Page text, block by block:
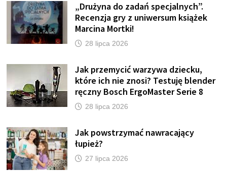
„Drużyna do zadań specjalnych”.
Recenzja gry z uniwersum książek
Marcina Mortki!
28 lipca 2026
Jak przemycić warzywa dziecku,
które ich nie znosi? Testuję blender
ręczny Bosch ErgoMaster Serie 8
28 lipca 2026
Jak powstrzymać nawracający
łupież?
27 lipca 2026